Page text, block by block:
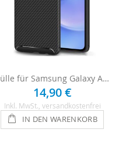
Hülle für Samsung Galaxy A15 Case - Carbon Schwarz
14,90 €
Inkl. MwSt. , versandkostenfrei
IN DEN WARENKORB